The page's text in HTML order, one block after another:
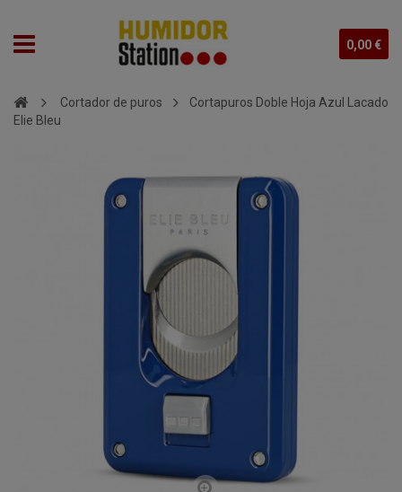
0,00 €
Cortador de puros
Cortapuros Doble Hoja Azul Lacado
Elie Bleu